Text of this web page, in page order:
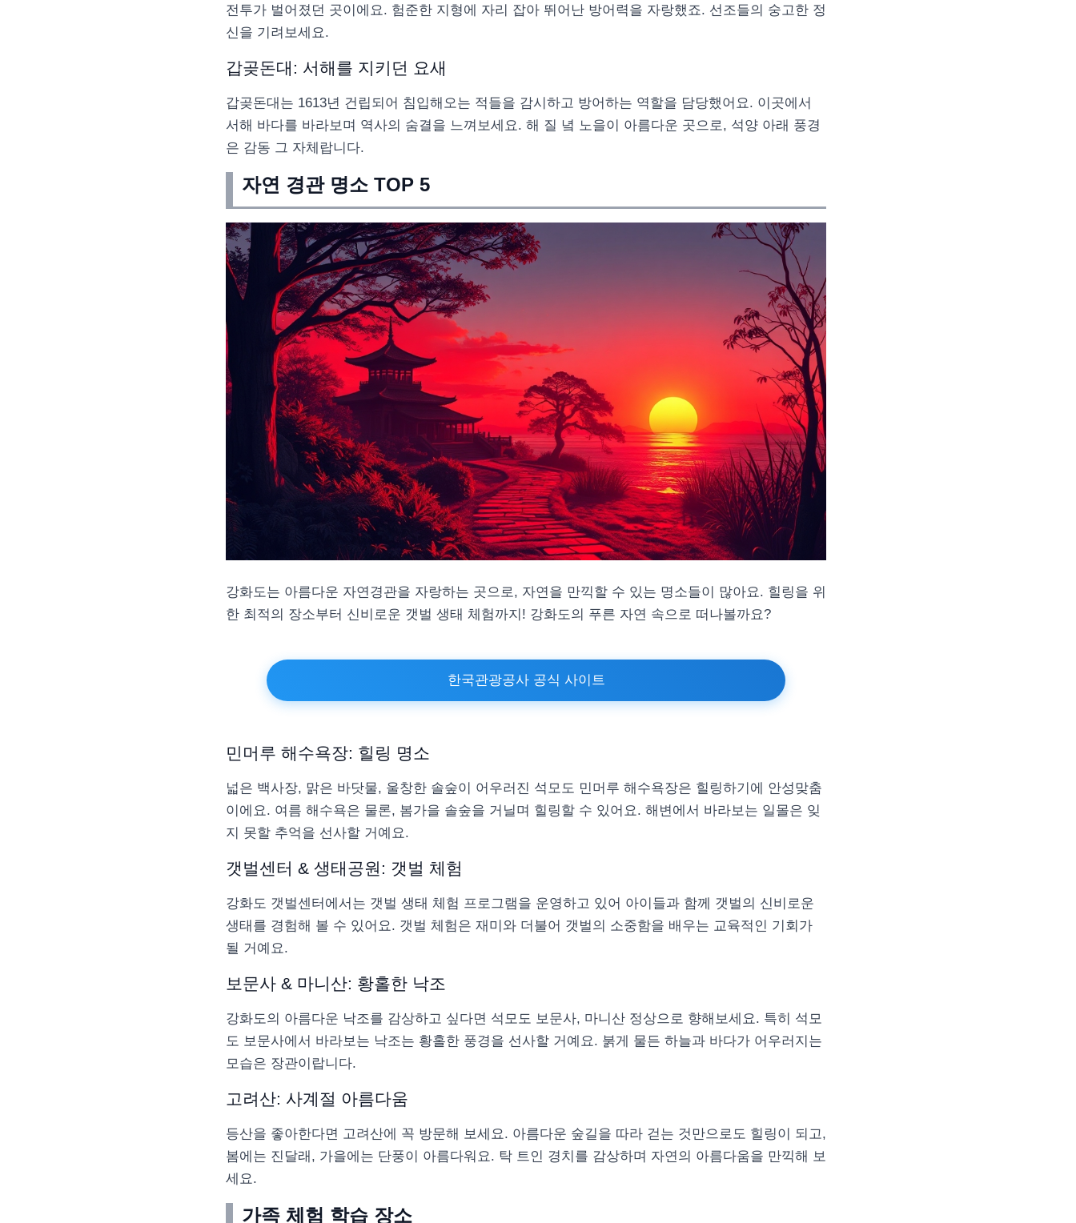
전투가 벌어졌던 곳이에요. 험준한 지형에 자리 잡아 뛰어난 방어력을 자랑했죠. 선조들의 숭고한 정
신을 기려보세요.
갑곶돈대: 서해를 지키던 요새
갑곶돈대는 1613년 건립되어 침입해오는 적들을 감시하고 방어하는 역할을 담당했어요. 이곳에서
서해 바다를 바라보며 역사의 숨결을 느껴보세요. 해 질 녘 노을이 아름다운 곳으로, 석양 아래 풍경
은 감동 그 자체랍니다.
자연 경관 명소 TOP 5
강화도는 아름다운 자연경관을 자랑하는 곳으로, 자연을 만끽할 수 있는 명소들이 많아요. 힐링을 위
한 최적의 장소부터 신비로운 갯벌 생태 체험까지! 강화도의 푸른 자연 속으로 떠나볼까요?
한국관광공사 공식 사이트
민머루 해수욕장: 힐링 명소
넓은 백사장, 맑은 바닷물, 울창한 솔숲이 어우러진 석모도 민머루 해수욕장은 힐링하기에 안성맞춤
이에요. 여름 해수욕은 물론, 봄가을 솔숲을 거닐며 힐링할 수 있어요. 해변에서 바라보는 일몰은 잊
지 못할 추억을 선사할 거예요.
갯벌센터 & 생태공원: 갯벌 체험
강화도 갯벌센터에서는 갯벌 생태 체험 프로그램을 운영하고 있어 아이들과 함께 갯벌의 신비로운
생태를 경험해 볼 수 있어요. 갯벌 체험은 재미와 더불어 갯벌의 소중함을 배우는 교육적인 기회가
될 거예요.
보문사 & 마니산: 황홀한 낙조
강화도의 아름다운 낙조를 감상하고 싶다면 석모도 보문사, 마니산 정상으로 향해보세요. 특히 석모
도 보문사에서 바라보는 낙조는 황홀한 풍경을 선사할 거예요. 붉게 물든 하늘과 바다가 어우러지는
모습은 장관이랍니다.
고려산: 사계절 아름다움
등산을 좋아한다면 고려산에 꼭 방문해 보세요. 아름다운 숲길을 따라 걷는 것만으로도 힐링이 되고,
봄에는 진달래, 가을에는 단풍이 아름다워요. 탁 트인 경치를 감상하며 자연의 아름다움을 만끽해 보
세요.
가족 체험 학습 장소